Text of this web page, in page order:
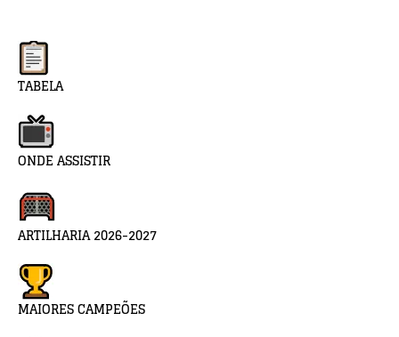
TABELA
ONDE ASSISTIR
ARTILHARIA 2026-2027
MAIORES CAMPEÕES